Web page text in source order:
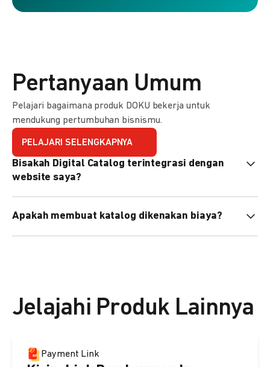
Pertanyaan Umum
Pelajari bagaimana produk DOKU bekerja untuk
mendukung pertumbuhan bisnismu.
PELAJARI SELENGKAPNYA
Bisakah Digital Catalog terintegrasi dengan
website saya?
atau menyematkan QR code di website Anda.
Apakah membuat katalog dikenakan biaya?
Jelajahi Produk Lainnya
Payment Link